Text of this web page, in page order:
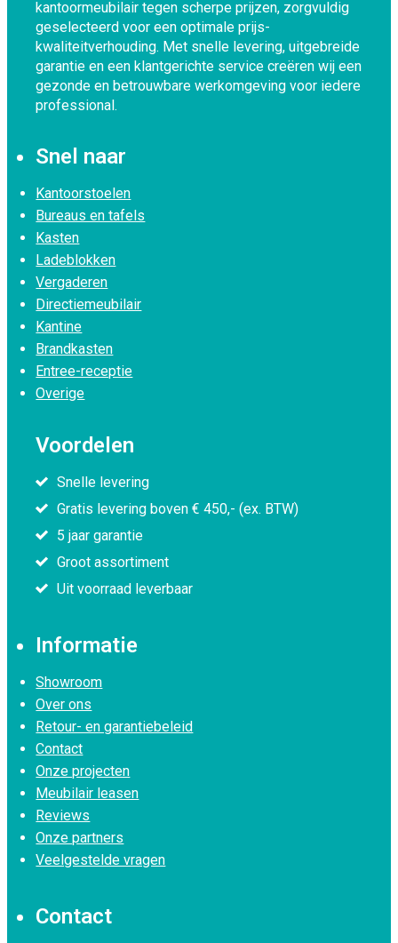
kantoormeubilair tegen scherpe prijzen, zorgvuldig
geselecteerd voor een optimale prijs-
kwaliteitverhouding. Met snelle levering, uitgebreide
garantie en een klantgerichte service creëren wij een
gezonde en betrouwbare werkomgeving voor iedere
professional.
Snel naar
Kantoorstoelen
Bureaus en tafels
Kasten
Ladeblokken
Vergaderen
Directiemeubilair
Kantine
Brandkasten
Entree-receptie
Overige
Voordelen
Snelle levering
Gratis levering boven € 450,- (ex. BTW)
5 jaar garantie
Groot assortiment
Uit voorraad leverbaar
Informatie
Showroom
Over ons
Retour- en garantiebeleid
Contact
Onze projecten
Meubilair leasen
Reviews
Onze partners
Veelgestelde vragen
Contact